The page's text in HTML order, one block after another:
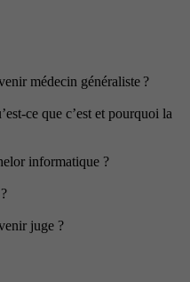
médecin généraliste ?
ce que c’est et pourquoi la
informatique ?
juge ?